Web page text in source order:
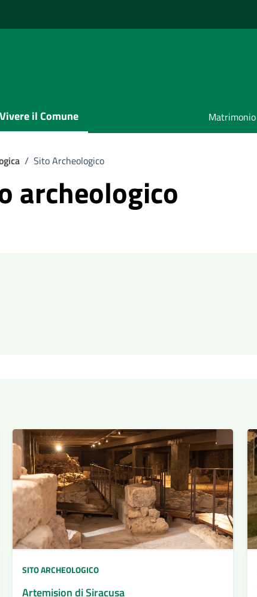
Vivere il Comune Matrimonio
/ Sito Archeologico
archeologico
SITO ARCHEOLOGICO
Artemision di Siracusa